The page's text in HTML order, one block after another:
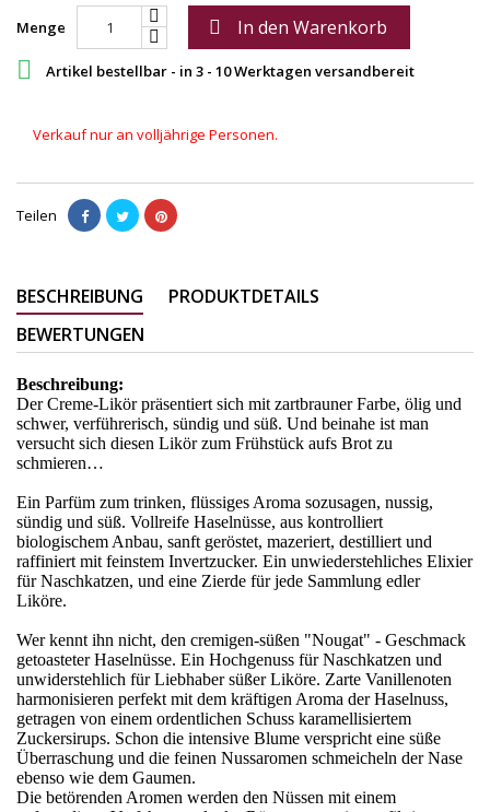
Menge
 In den Warenkorb
 Artikel bestellbar - in 3 - 10 Werktagen versandbereit
Verkauf nur an volljährige Personen.
Teilen
BESCHREIBUNG
PRODUKTDETAILS
BEWERTUNGEN
Beschreibung:
Der Creme-Likör präsentiert sich mit zartbrauner Farbe, ölig und
schwer, verführerisch, sündig und süß. Und beinahe ist man
versucht sich diesen Likör zum Frühstück aufs Brot zu
schmieren…
Ein Parfüm zum trinken, flüssiges Aroma sozusagen, nussig,
sündig und süß. Vollreife Haselnüsse, aus kontrolliert
biologischem Anbau, sanft geröstet, mazeriert, destilliert und
raffiniert mit feinstem Invertzucker. Ein unwiederstehliches Elixier
für Naschkatzen, und eine Zierde für jede Sammlung edler
Liköre.
Wer kennt ihn nicht, den cremigen-süßen "Nougat" - Geschmack
getoasteter Haselnüsse. Ein Hochgenuss für Naschkatzen und
unwiderstehlich für Liebhaber süßer Liköre. Zarte Vanillenoten
harmonisieren perfekt mit dem kräftigen Aroma der Haselnuss,
getragen von einem ordentlichen Schuss karamellisiertem
Zuckersirups. Schon die intensive Blume verspricht eine süße
Überraschung und die feinen Nussaromen schmeicheln der Nase
ebenso wie dem Gaumen.
Die betörenden Aromen werden den Nüssen mit einem